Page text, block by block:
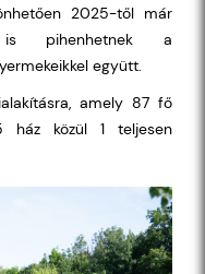
2025-től már
is pihenhetnek a
együtt.
amely 87 fő
ház közül 1 teljesen